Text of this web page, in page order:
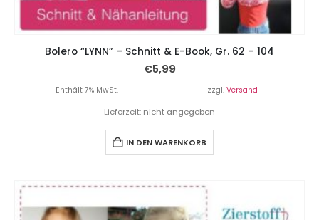
Bolero “LYNN” – Schnitt & E-Book, Gr. 62 – 104
€5,99
Enthält 7% MwSt. zzgl. Versand
Lieferzeit: nicht angegeben
IN DEN WARENKORB